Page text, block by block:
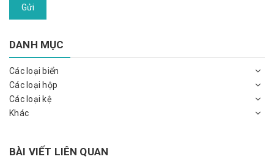
Gửi
DANH MỤC
Các loại biển
Các loại hộp
Các loại kệ
Khác
BÀI VIẾT LIÊN QUAN